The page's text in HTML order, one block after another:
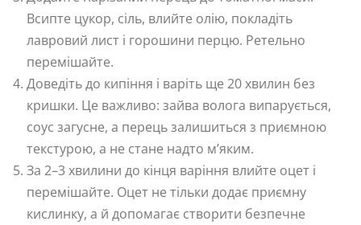
Всипте цукор, сіль, влийте олію, покладіть
лавровий лист і горошини перцю. Ретельно
перемішайте.
Доведіть до кипіння і варіть ще 20 хвилин без
кришки. Це важливо: зайва волога випарується,
соус загусне, а перець залишиться з приємною
текстурою, а не стане надто м’яким.
За 2–3 хвилини до кінця варіння влийте оцет і
перемішайте. Оцет не тільки додає приємну
кислинку, а й допомагає створити безпечне